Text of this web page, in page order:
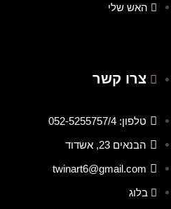
האש שלי
צרו קשר
טלפון: 052-5255757/4
הבנאים 23, אשדוד
twinart6@gmail.com
בלוג